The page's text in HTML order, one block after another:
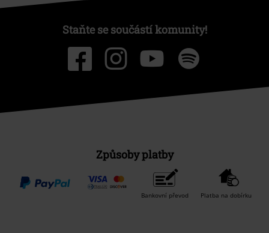
Staňte se součástí komunity!
Způsoby platby
Bankovní převod Platba na dobírku